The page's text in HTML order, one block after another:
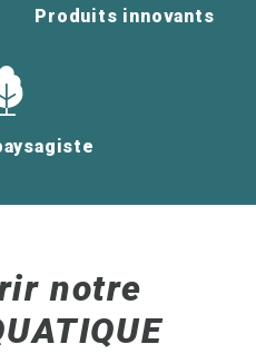
Produits innovants
notre